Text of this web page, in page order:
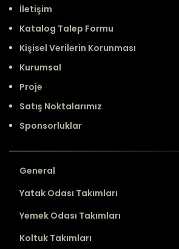
İletişim
Katalog Talep Formu
Kişisel Verilerin Korunması
Kurumsal
Proje
Satış Noktalarımız
Sponsorluklar
General
Yatak Odası Takımları
Yemek Odası Takımları
Koltuk Takımları